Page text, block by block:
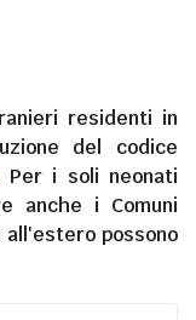
residenti in
del codice
Per i soli neonati
anche i Comuni
all'esteropossono